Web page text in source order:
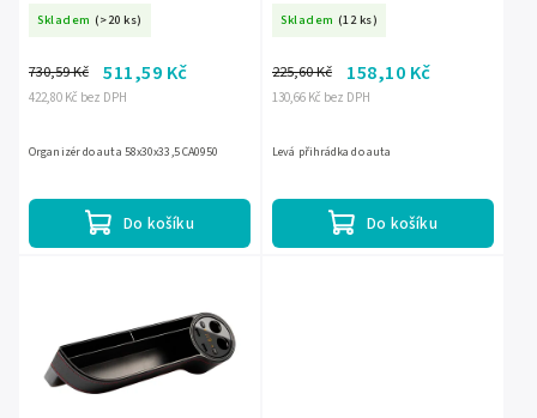
Skladem (>20 ks)
422,80 Kč bez DPH
730,59 Kč 511,59 Kč
Do košíku
Organizér do auta 58x30x33,5 CA0950
Skladem (12 ks)
130,66 Kč bez DPH
225,60 Kč 158,10 Kč
Do košíku
Levá přihrádka do auta